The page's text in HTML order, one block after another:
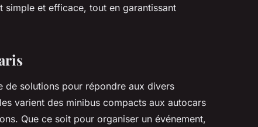
et efficace, tout en garantissant
de solutions pour répondre aux divers
varient des minibus compacts aux autocars
Que ce soit pour organiser un événement,